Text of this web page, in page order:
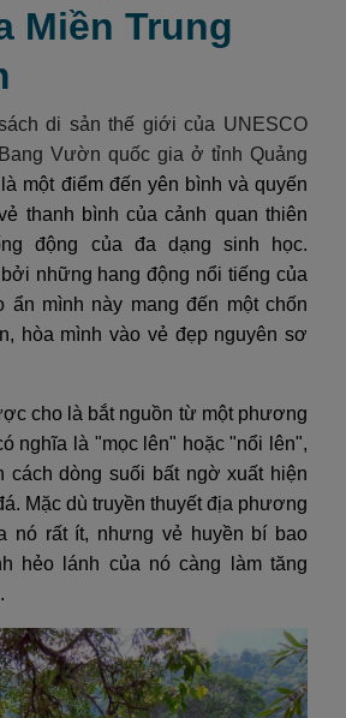
Miền Trung
di sản thế giới của UNESCO
Vườn quốc gia ở tỉnh Quảng
là một điểm đến yên bình và quyến
thanh bình của cảnh quan thiên
động của đa dạng sinh học.
những hang động nổi tiếng của
ẩn mình này mang đến một chốn
hòa mình vào vẻ đẹp nguyên sơ
cho là bắt nguồn từ một phương
nghĩa là "mọc lên" hoặc "nổi lên",
cách dòng suối bất ngờ xuất hiện
Mặc dù truyền thuyết địa phương
nó rất ít, nhưng vẻ huyền bí bao
hẻo lánh của nó càng làm tăng